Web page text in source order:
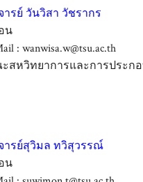
ารย์ วันวิสา วัชรากร
น
: wanwisa.w@tsu.ac.th
สหวิทยาการและการประก
ารย์สุวิมล ทวิสุวรรณ์
น